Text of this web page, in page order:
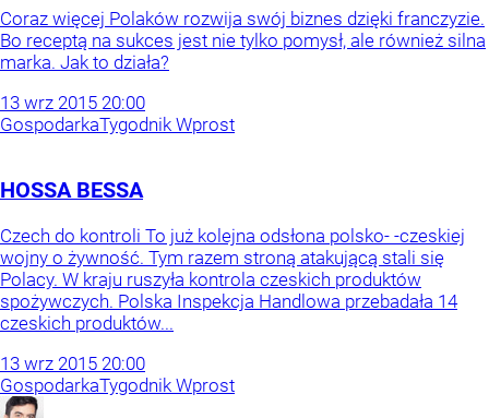
Coraz więcej Polaków rozwija swój biznes dzięki franczyzie.
Bo receptą na sukces jest nie tylko pomysł, ale również silna
marka. Jak to działa?
13 wrz 2015 20:00
GospodarkaTygodnik Wprost
HOSSA BESSA
Czech do kontroli To już kolejna odsłona polsko- -czeskiej
wojny o żywność. Tym razem stroną atakującą stali się
Polacy. W kraju ruszyła kontrola czeskich produktów
spożywczych. Polska Inspekcja Handlowa przebadała 14
czeskich produktów...
13 wrz 2015 20:00
GospodarkaTygodnik Wprost